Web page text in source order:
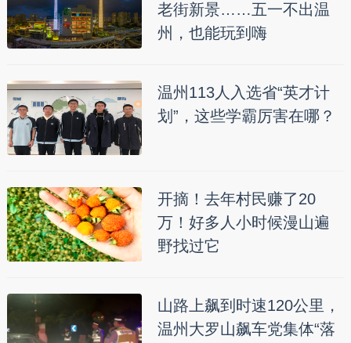
老街新景……五一不出温
州，也能玩到嗨
温州113人入选省“英才计
划”，这些学霸厉害在哪？
开摘！去年村民赚了20
万！好多人小时候漫山遍
野找过它
山路上飙到时速120公里，
温州大罗山飙车党集体“落